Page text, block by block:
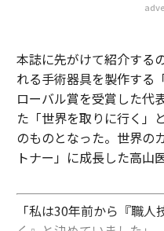
本誌に先がけて紹介する
れる手術器具を製作する
ローバル賞を受賞した代
た「世界を取りに行く」
のものとなった。世界の
トナー」に成長した高山
「私は30年前から『職